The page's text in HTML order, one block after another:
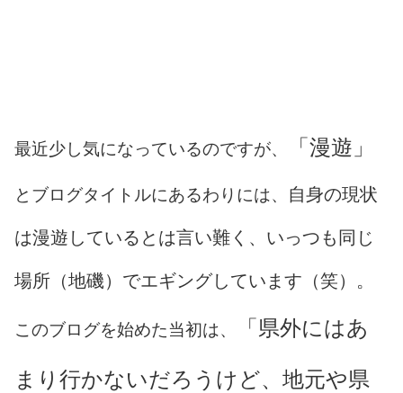
最近少し気になっているのですが、 「漫遊」
とブログタイトルにあるわりには、 自身の現状
は漫遊しているとは言い難く、いっつも同じ
場所（地磯）でエギングしています（笑）。
このブログを始めた当初は、 「県外にはあ
まり行かないだろうけど、地元や県